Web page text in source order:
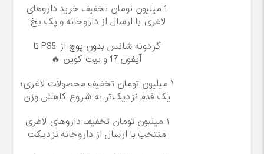
1 میلیون تومان تخفیف خرید داروهای
لاغری با ارسال از داروخانه و پک یخ!
گردونه شانس بدون پوچ از PS5 تا
آیفون17 و بیت کوین 🔥
۱ میلیون تومان تخفیف محصولات لاغری؛
یک قدم نزدیک‌تر به شروع کاهش وزن
۱ میلیون تومان تخفیف داروهای لاغری
منتخب با ارسال از داروخانه نزدیکت